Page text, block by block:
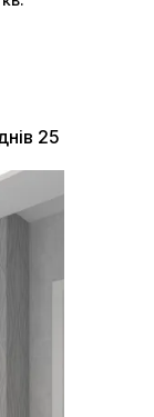
25